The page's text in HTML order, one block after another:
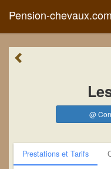
Pension-chevaux.com
@
Prestations et Tarifs